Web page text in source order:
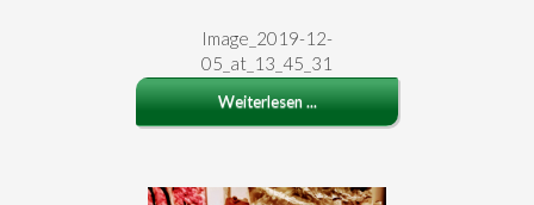
Image_2019-12-
05_at_13_45_31
Weiterlesen ...